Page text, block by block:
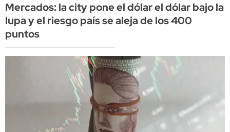
Mercados: la city pone el dólar el dólar bajo la
lupa y el riesgo país se aleja de los 400
puntos